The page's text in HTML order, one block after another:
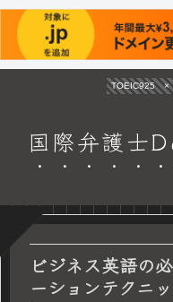
TOEIC925 ×
国際弁護士
ビジネス英語の
ーションテクニ